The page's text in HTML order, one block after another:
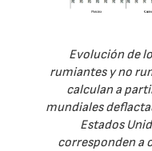
Evolución de
rumiantes y no
calculan a
mundiales
Estados
corresponden a